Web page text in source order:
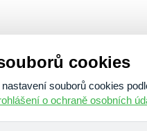
cookies
souborů cookies
o ochraně osobních